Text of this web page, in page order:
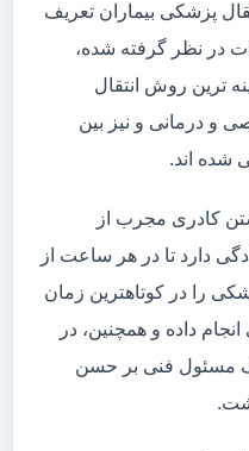
پزشکی بیماران تعریف
در نظر گرفته شده،
ترین روش انتقال
و درمانی و نیز بین
شده اند.
کادری مجرب از
دارد تا در هر ساعت از
را در کوتاهترین زمان
داده و همچنین، در
مسئول فنی بر حسن